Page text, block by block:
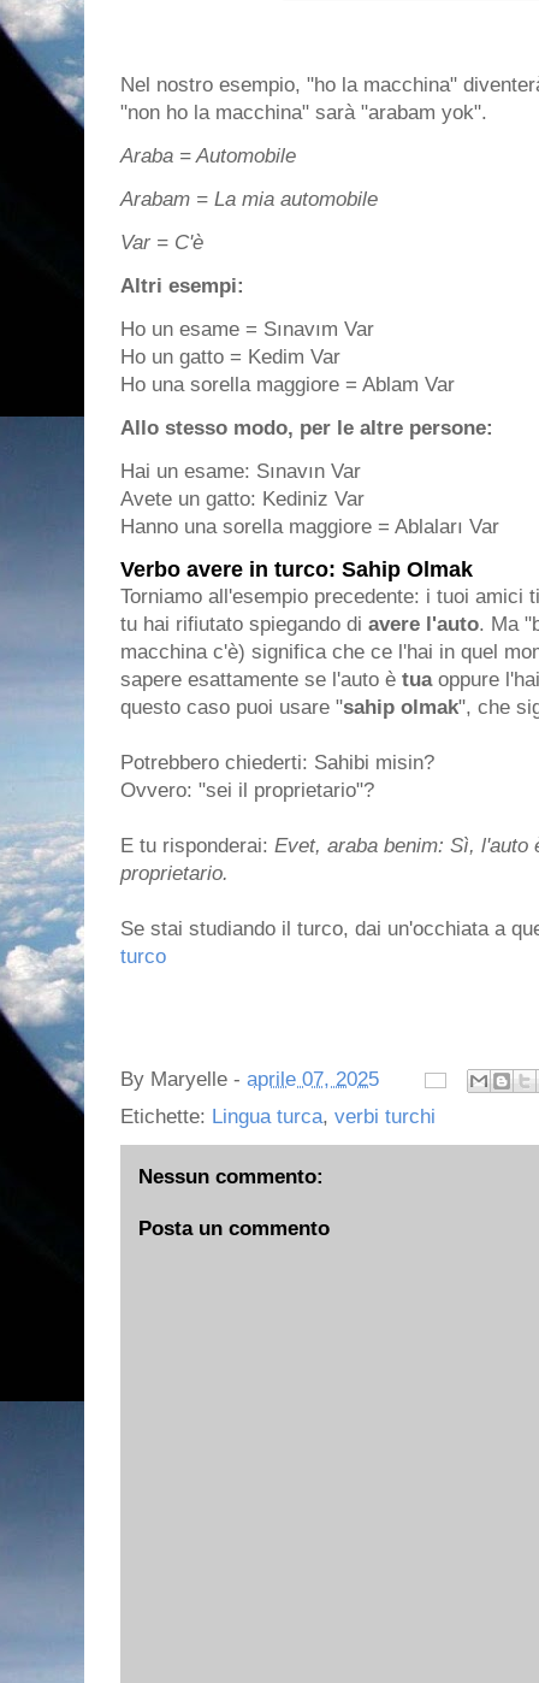
Nel nostro esempio, "ho la macchina"
"non ho la macchina" sarà "arabam yok".
Araba = Automobile
Arabam = La mia automobile
Var = C'è
Altri esempi:
Ho un esame = Sınavım Var
Ho un gatto = Kedim Var
Ho una sorella maggiore = Ablam Var
Allo stesso modo, per le altre persone:
Hai un esame: Sınavın Var
Avete un gatto: Kediniz Var
Hanno una sorella maggiore = Ablaları Var
Verbo avere in turco: Sahip Olmak
Torniamo all'esempio precedente: i tuoi amici
tu hai rifiutato spiegando di avere l'auto. Ma
macchina c'è) significa che ce l'hai in quel
sapere esattamente se l'auto è tua oppure
questo caso puoi usare "sahip olmak", che
Potrebbero chiederti: Sahibi misin?
Ovvero: "sei il proprietario"?
E tu risponderai: Evet, araba benim: Sì, l'auto
proprietario.
Se stai studiando il turco, dai un'occhiata a
turco
By Maryelle - aprile 07, 2025
Etichette: Lingua turca, verbi turchi
Nessun commento:
Posta un commento